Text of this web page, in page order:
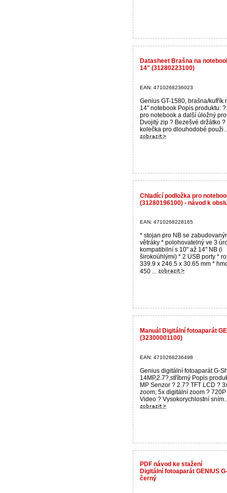
Datasheet Brašna na
14" (31280223100)
EAN: 4710268236023
Genius GT-1580, brašna/kufřík
14" notebook Popis produktu:
pro notebook a další úložný
Dvojitý zip ? Bezešvé držátko
kolečka pro dlouhodobé
Chladící podložka pro
(31280196100) - návod k
EAN: 4710268228165
* stojan pro NB se
větráky * polohovatelný ve 3
kompatibilní s 10'' až 14'' NB (i
širokoúhlými) * 2 USB porty *
339.9 x 246.5 x 30.65 mm *
450 ...
Manuál Digitální fotoaparát
(32300001100)
EAN: 4710268236498
Genius digitální fotoaparát G-
14MP,2.7?,stříbrný Popis
MP Senzor ? 2.7? TFT LCD ?
zoom; 5x digitální zoom ?
Video ? Vysokorychlostní
PDF návod ke stažení
Digitální fotoaparát GENIUS
černý